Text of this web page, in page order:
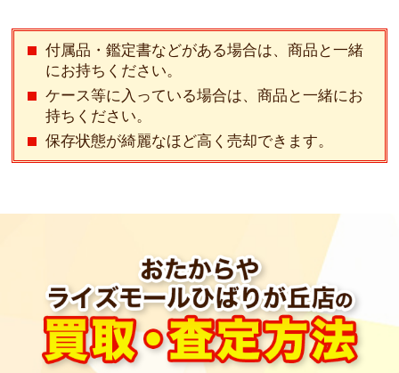
付属品・鑑定書などがある場合は、商品と⼀緒
にお持ちください。
ケース等に⼊っている場合は、商品と⼀緒にお
持ちください。
保存状態が綺麗なほど⾼く売却できます。